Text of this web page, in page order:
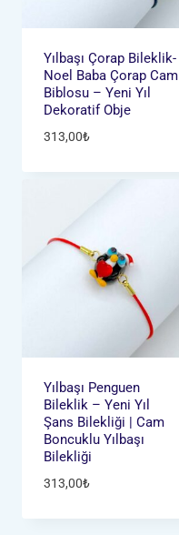
Yılbaşı Çorap Bileklik-
Noel Baba Çorap Cam
Biblosu – Yeni Yıl
Dekoratif Obje
313,00₺
Yılbaşı Penguen
Bileklik – Yeni Yıl
Şans Bilekliği | Cam
Boncuklu Yılbaşı
Bilekliği
313,00₺